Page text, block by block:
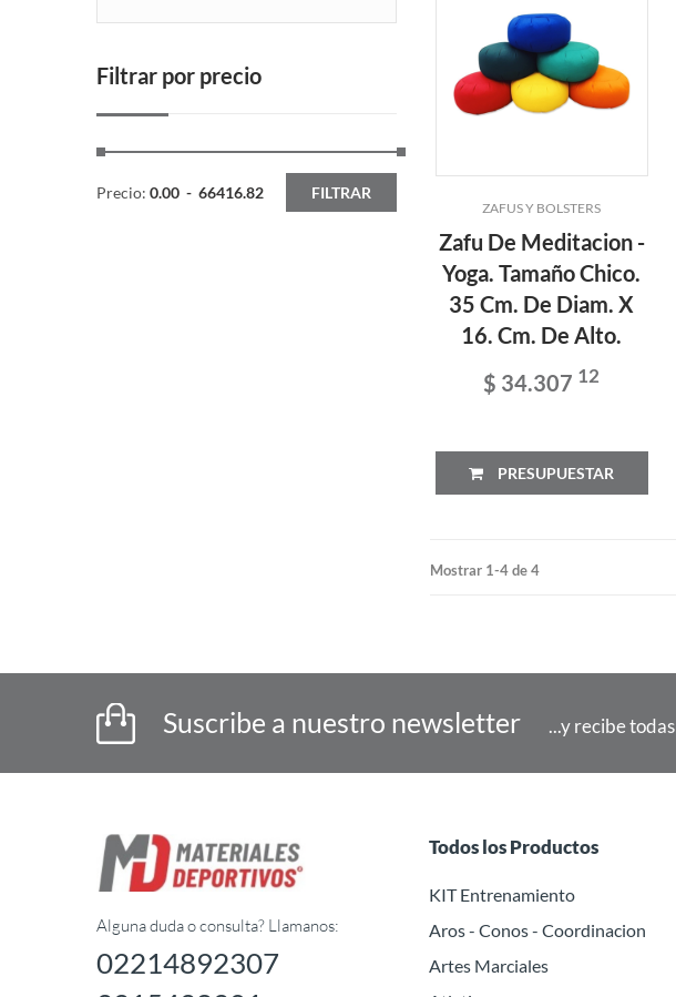
Filtrar por precio
Precio: 0.00 - 66416.82 FILTRAR
ZAFUS Y BOLSTERS
Zafu De Meditacion -
Yoga. Tamaño Chico.
35 Cm. De Diam. X
16. Cm. De Alto.
$ 34.307 12
PRESUPUESTAR
Mostrar 1-4 de 4
Suscribe a nuestro newsletter ...y recibe todas
Alguna duda o consulta? Llamanos:
02214892307
Todos los Productos
KIT Entrenamiento
Aros - Conos - Coordinacion
Artes Marciales